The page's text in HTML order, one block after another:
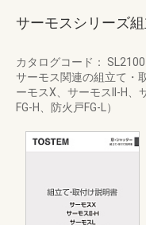
サーモスシリーズ
カタログコード： SL2100
サーモス関連の組立て・
ーモスX、サーモスII-H、
FG-H、防火戸FG-L）